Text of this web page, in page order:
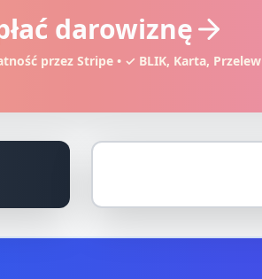
darowiznę
przez Stripe • ✓ BLIK, Karta, Przelew